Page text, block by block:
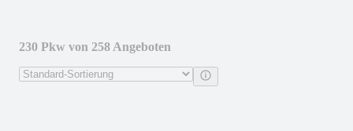
230 Pkw von 258 Angeboten